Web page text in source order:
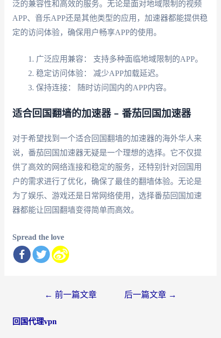
泛的兼容性和高效的服务。无论是面对地域限制的视频
APP、音乐APP还是其他类型的应用，加速器都能提供稳
定的访问体验，确保用户畅享APP的使用。
广泛应用兼容： 支持多种面临地域限制的APP。
稳定访问体验： 减少APP加载延迟。
保持连接： 随时访问国内的APP内容。
适合回国翻墙的加速器 – 番茄回国加速器
对于希望找到一个适合回国翻墙的加速器的海外华人来
说，番茄回国加速器无疑是一个理想的选择。它不仅提
供了高效的网络连接和稳定的服务，还特别针对回国用
户的需求进行了优化，确保了最佳的翻墙体验。无论是
为了娱乐、游戏还是日常网络使用，选择番茄回国加速
器都能让回国翻墙变得简单而高效。
Spread the love
导
← 前一篇文章 后一篇文章 →
回国代理vpn